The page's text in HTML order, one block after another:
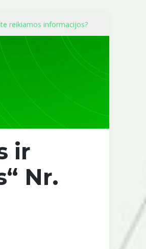
reikiamos informacijos?
ir
Nr.